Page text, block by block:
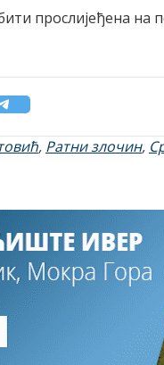
прослијеђена на
, Ратни злочин,